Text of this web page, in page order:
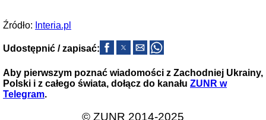
Źródło: Interia.pl
Udostępnić / zapisać:
Aby pierwszym poznać wiadomości z Zachodniej Ukrainy,
Polski i z całego świata, dołącz do kanału ZUNR w
Telegram.
© ZUNR 2014-2025